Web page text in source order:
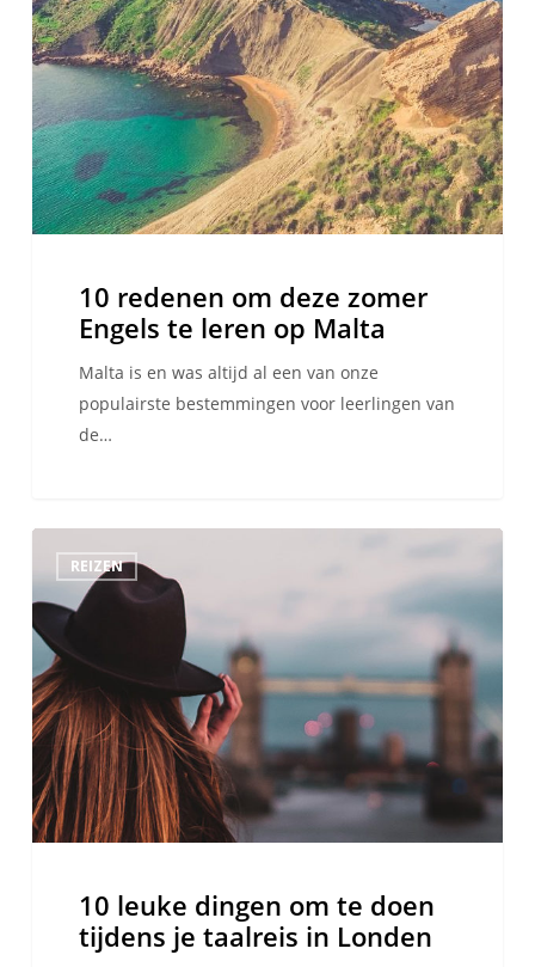
deze
zomer
Engels
te
leren
op
Malta
10 redenen om deze zomer
Engels te leren op Malta
Malta is en was altijd al een van onze
populairste bestemmingen voor leerlingen van
de…
leuke
dingen
om
te
doen
tijdens
taalreis
in
REIZEN
10 leuke dingen om te doen
tijdens je taalreis in Londen